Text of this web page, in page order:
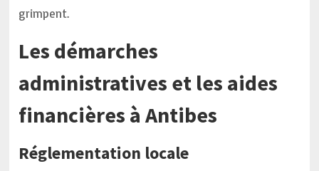
grimpent.
Les démarches
administratives et les aides
financières à Antibes
Réglementation locale